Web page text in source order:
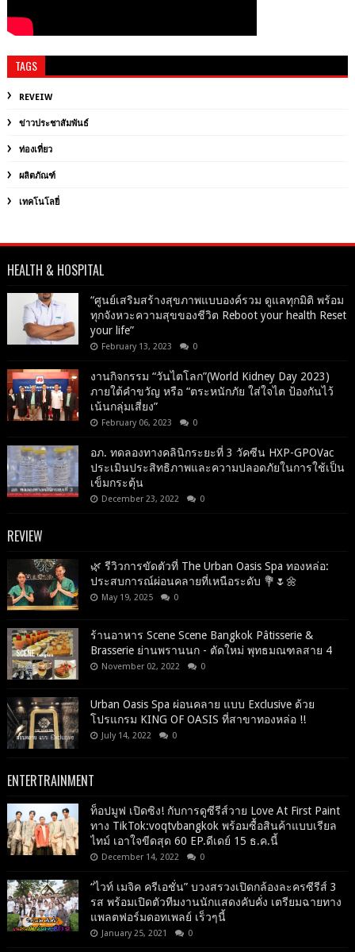
TAGS
REVEIW
ข่าวประชาสัมพันธ์
ท่องเที่ยว
ผลิตภัณฑ์
เทคโนโลยี่
HEALTH & HOSPITAL
“ศูนย์เสริมสร้างสุขภาพแบบองค์รวม ดูแลทุกมิติ พร้อม
ทุกจังหวะความสุขของชีวิต Reboot your health Reset
your life”
February 13, 2023 0
งานกิจกรรม “วันไตโลก”(World Kidney Day 2023)
ภายใต้คำขวัญ หรือ “ตระหนักภัย ใส่ใจไต ป้องกันไว้
เน้นกลุ่มเสี่ยง”
February 06, 2023 0
อภ. ทดลองทางคลินิกระยะที่ 3 วัคซีน HXP-GPOVac
ประเมินประสิทธิภาพและความปลอดภัยในการใช้เป็น
เข็มกระตุ้น
December 23, 2022 0
REVIEW
🌿 รีวิวการขัดตัวที่ The Urban Oasis Spa ทองหล่อ:
ประสบการณ์ผ่อนคลายที่เหนือระดับ 💐🌷🌼
May 19, 2025 0
ร้านอาหาร Scene Scene Bangkok Pâtisserie &
Brasserie ย่านพรานนก - ตัดใหม่ พุทธมณฑลสาย 4
November 02, 2022 0
Urban Oasis Spa ผ่อนคลาย แบบ Exclusive ด้วย
โปรแกรม KING OF OASIS ที่สาขาทองหล่อ !!
July 14, 2022 0
ENTERTRAINMENT
ท็อปมูฟ เปิดซิง! กับการดูซีรีส์วาย Love At First Paint
ทาง TikTok:voqtvbangkok พร้อมซื้อสินค้าแบบเรียล
ไทม์ เอาใจขีดสุด 60 EP.ดีเดย์ 15 ธ.ค.นี้
December 14, 2022 0
“ไวท์ เมจิค ครีเอชั่น” บวงสรวงเปิดกล้องละครซีรีส์ 3
รส พร้อมเปิดตัวทีมงานนักแสดงคับคั่ง เตรียมฉายทาง
แพลตฟอร์มดอทเพลย์ เร็วๆนี้
January 25, 2021 0